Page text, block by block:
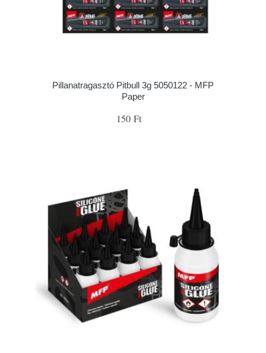
Pillanatragasztó Pitbull 3g 5050122 - MFP
Paper
150 Ft